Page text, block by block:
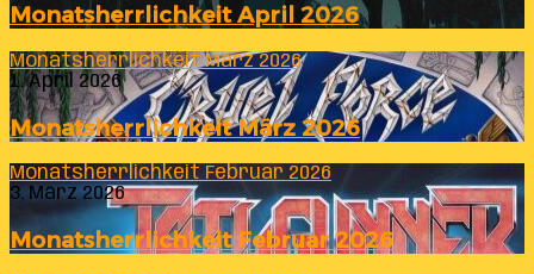
Monatsherrlichkeit April 2026
Monatsherrlichkeit März 2026
1. April 2026
Monatsherrlichkeit März 2026
Monatsherrlichkeit Februar 2026
3. März 2026
Monatsherrlichkeit Februar 2026